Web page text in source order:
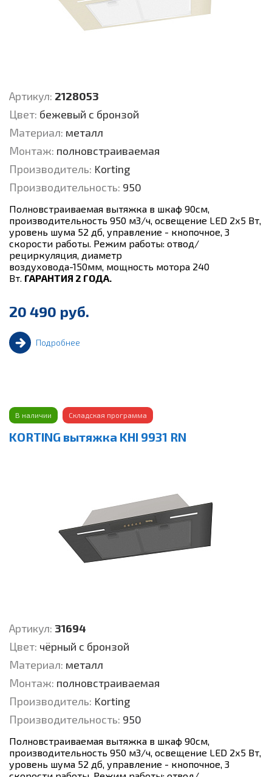
Артикул: 2128053
Цвет: бежевый с бронзой
Материал: металл
Монтаж: полновстраиваемая
Производитель: Korting
Производительность: 950
Полновстраиваемая вытяжка в шкаф 90см,
производительность 950 м3/ч, освещение LED 2х5 Вт,
уровень шума 52 дб, управление - кнопочное, 3
скорости работы. Режим работы: отвод/
рециркуляция, диаметр
воздуховода-150мм, мощность мотора 240
Вт. ГАРАНТИЯ 2 ГОДА.
20 490 руб.
Подробнее
В наличии Складская программа
KORTING вытяжка KHI 9931 RN
Артикул: 31694
Цвет: чёрный с бронзой
Материал: металл
Монтаж: полновстраиваемая
Производитель: Korting
Производительность: 950
Полновстраиваемая вытяжка в шкаф 90см,
производительность 950 м3/ч, освещение LED 2х5 Вт,
уровень шума 52 дб, управление - кнопочное, 3